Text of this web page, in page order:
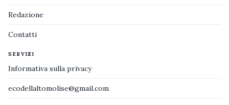
Redazione
Contatti
SERVIZI
Informativa sulla privacy
ecodellaltomolise@gmail.com